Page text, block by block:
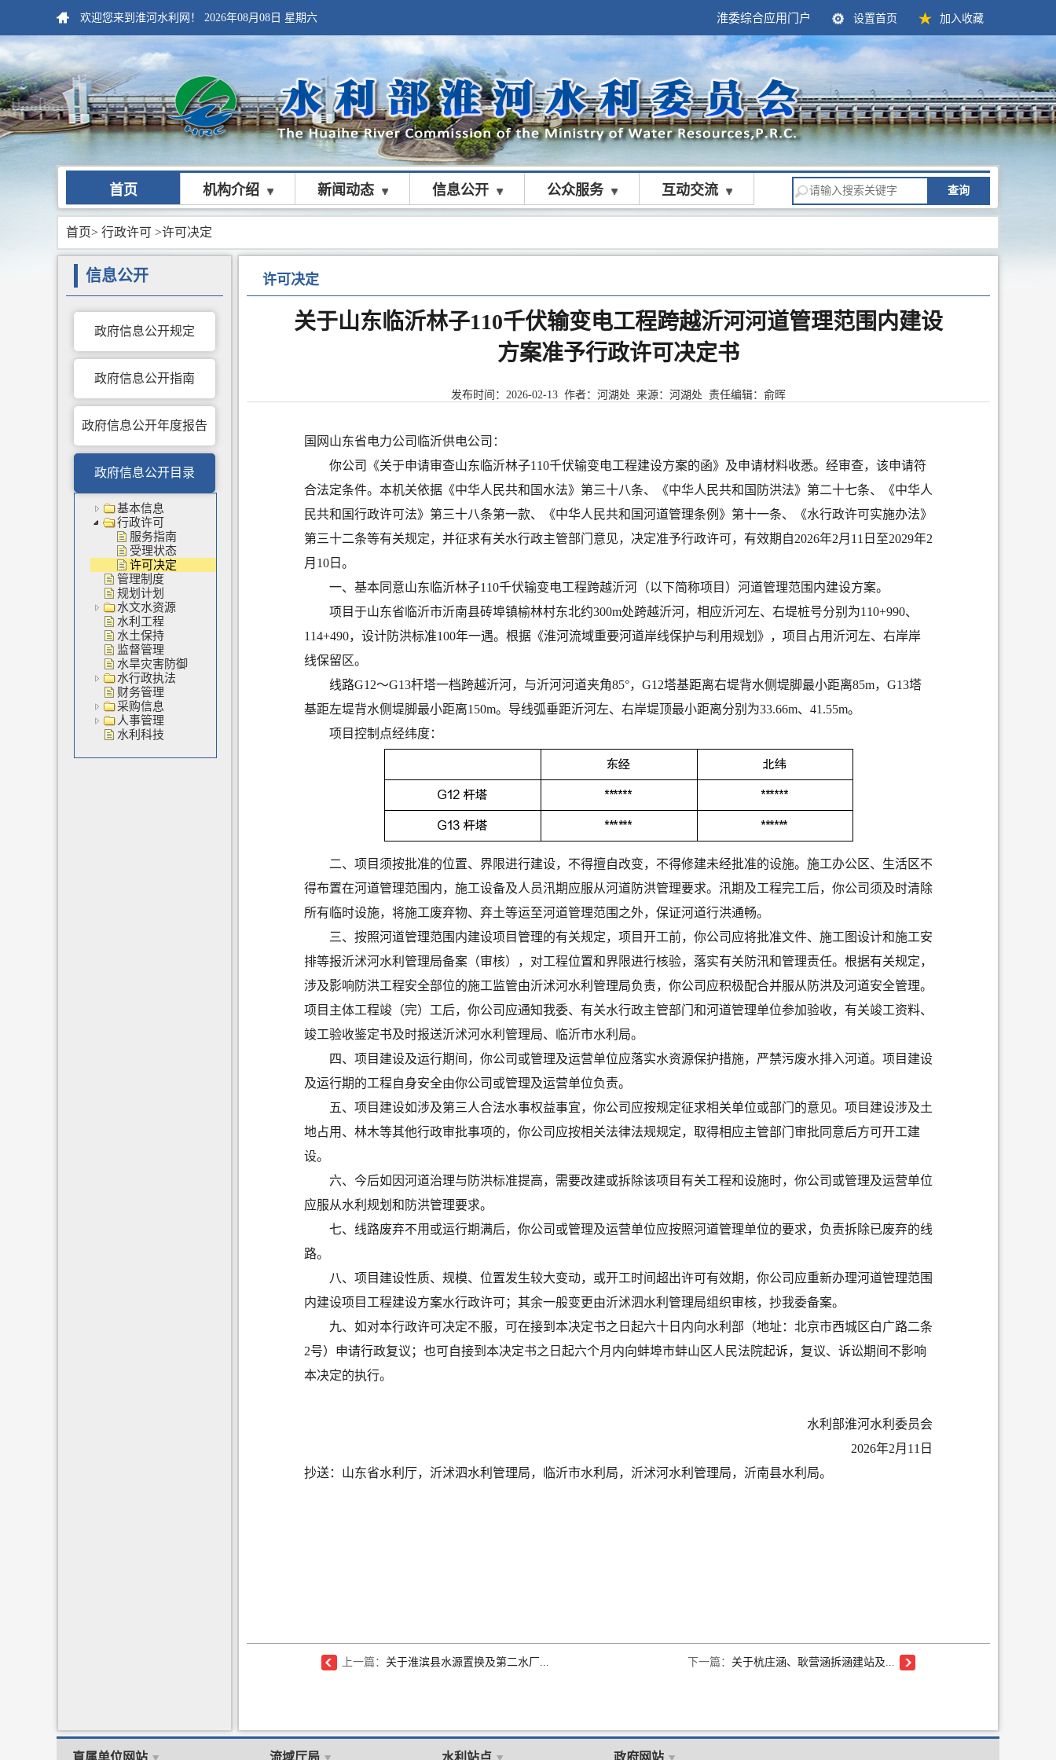
欢迎您来到淮河水利网！ 2026年08月08日 星期六 淮委综合应用门户 设置首页 加入收藏
首页 机构介绍 新闻动态 信息公开 公众服务 互动交流 查询
首页> 行政许可 >许可决定
许可决定
关于山东临沂林子110千伏输变电工程跨越沂河河道管理范围内建设
方案准予行政许可决定书
发布时间： 2026-02-13 作者：河湖处 来源： 河湖处 责任编辑：俞晖
国网山东省电力公司临沂供电公司 ：
你公司 《关于申请审查山东临沂林子110千伏输变电工程建设方案的函》及申请材料收悉。 经审查，该申请符
合法定条件。本机关依据《中华人民共和国水法》第三十八条、《中华人民共和国防洪法》第二十七条、《中华人
民共和国行政许可法》第三十八条第一款、《中华人民共和国河道管理条例》第十一条、
《水行政许可实施办法》
第三十二条等有关规定，并征求有关水行政主管部门意见，决定准予行政许可，有效期自2026年2月 11 日至2029年2
月 10 日 。
一、基本同意山东临沂林子110千伏输变电工程跨越沂河（以下简称项目）河道管理范围内建设方案。
项目于山东省临沂市沂南县砖埠镇榆林村东北约300m处跨越沂河，相应沂河左、右堤桩号分别为110+990、
114+490，设计防洪标准100年一遇。根据《淮河流域重要河道岸线保护与利用规划》，项目占用沂河左、右岸岸
线保留区。
线路G12～G13杆塔一档跨越沂河，与沂河河道夹角85°， G12塔基距离右堤背水侧堤脚最小距离85m，G13塔
基距左堤背水侧堤脚最小距离150m。导线弧垂距沂河左、右岸堤顶最小距离分别为33.66m、41.55m。
项目控制点经纬度：
二、项目须按批准的位置、界限进行建设，不得擅自改变，不得修建未经批准的设施。施工办公区、生活区不
得布置在河道管理范围内，施工设备及人员汛期应服从河道防洪管理要求。汛期及工程完工后，你公司 须及时清除
所有临时设施，将施工废弃物、 弃土等运至河道管理范围之外，保证河道行洪通畅。
三、按照河道管理范围内建设项目管理的有关规定，项目开工前，你公司 应将批准文件、施工图设计和施工安
排等报沂沭河水利管理局备案（审核），对工程位置和界限进行核验，落实有关防汛和管理责任。根据有关规定，
涉及影响防洪工程安全部位的施工监管由沂沭河水利管理局负责，你公司应积极配合并服从防洪及河道安全管理。
项目主体工程竣（完）工后，你公司 应通知我委、有关水行政主管部门和河道管理单位参加验收，有关竣工资料、
竣工验收鉴定书及时报送沂沭河水利管理局、 临沂市水利局。
四、 项目建设及运行期间，你公司 或管理及运营单位应落实水资源保护措施，严禁污废水排入河道。项目建设
及运行期的工程自身安全由你公司 或管理及运营单位负责。
五、项目建设如涉及第三人合法水事权益事宜，你公司应按规定征求相关单位或部门的意见。项目建设涉及土
地占用、林木等其他行政审批事项的，你公司 应按相关法律法规规定，取得相应主管部门审批同意后方可开工建
设。
六、今后如因河道治理与防洪标准提高，需要改建或拆除该项目有关工程和设施时，你公司或管理及运营单位
应服从水利规划和防洪管理要求。
七、线路废弃不用或运行期满后，你公司或管理及运营单位应按照河道管理单位的要求，负责拆除已废弃的线
路。
八、项目建设性质、规模、位置发生较大变动，或开工时间超出许可有效期，你公司应重新办理河道管理范围
内建设项目工程建设方案水行政许可；其余一般变更由沂沭泗水利管理局组织审核，抄我委备案。
九、如对本行政许可决定不服，可在接到本决定书之日起六十日内向水利部（地址：北京市西城区白广路二条
2号）申请行政复议；也可自接到本决定书之日起六个月内向蚌埠市蚌山区人民法院起诉，复议、诉讼期间不影响
本决定的执行。
水利部淮河水利委员会
2026年2月 11 日
抄送： 山东省水利厅，沂沭泗水利管理局，临沂市水利局，沂沭河水利管理局，沂南县水利局。
上一篇： 关于淮滨县水源置换及第二水厂... 下一篇： 关于杭庄涵、耿营涵拆涵建站及...
信息公开
政府信息公开规定
政府信息公开指南
政府信息公开年度报告
政府信息公开目录
基本信息
行政许可
服务指南
受理状态
许可决定
管理制度
规划计划
水文水资源
水利工程
水土保持
监督管理
水旱灾害防御
水行政执法
财务管理
采购信息
人事管理
水利科技
直属单位网站 流域厅局 水利站点 政府网站